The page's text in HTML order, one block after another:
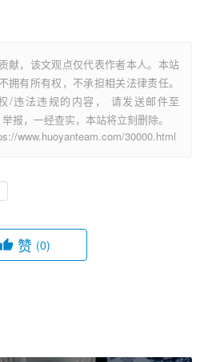
献，该文观点仅代表作者本人。本站
有所有权，不承担相关法律责任。
/违法违规的内容， 请发送邮件至
报，一经查实，本站将立刻删除。
www.huoyanteam.com/30000.html
赞 (0)